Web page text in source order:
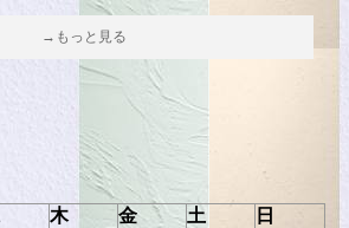
→もっと見る
木 金 土
日